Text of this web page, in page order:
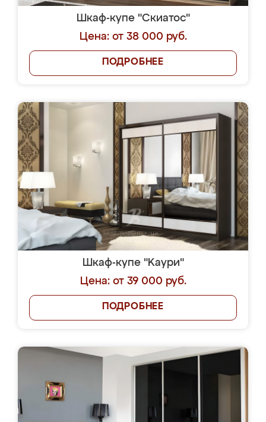
Шкаф-купе "Скиатос"
Цена: от 38 000 руб.
ПОДРОБНЕЕ
Шкаф-купе "Kaури"
Цена: от 39 000 руб.
ПОДРОБНЕЕ